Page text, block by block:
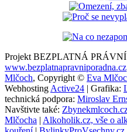
Projekt BEZPLATNÁ
www.bezplatnapravniporadna.cz
Mlčoch, Copyright © Eva
Webhosting Active24 | Grafika:
technická podpora: Miroslav
Navštivte také:
Mlčocha | Alkoholik.cz, vše o